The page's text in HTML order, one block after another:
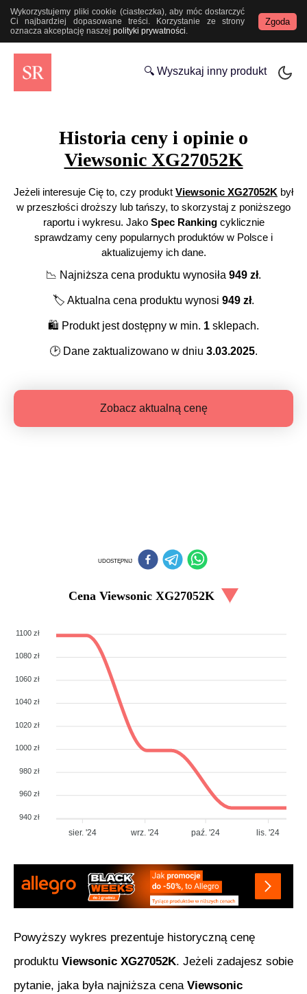
Wykorzystujemy pliki cookie (ciasteczka), aby móc dostarczyć
Ci najbardziej dopasowane treści. Korzystanie ze strony
oznacza akceptację naszej polityki prywatności.
Zgoda
🔍 Wyszukaj inny produkt
Historia ceny i opinie o
Viewsonic XG27052K
Jeżeli interesuje Cię to, czy produkt Viewsonic XG27052K był
w przeszłości droższy lub tańszy, to skorzystaj z poniższego
raportu i wykresu. Jako Spec Rankingcyklicznie
sprawdzamy ceny popularnych produktów w Polsce i
aktualizujemy ich dane.
📉 Najniższa cena produktu wynosiła 949 zł.
🏷️ Aktualna cena produktu wynosi 949 zł.
🛍️ Produkt jest dostępny w min. 1 sklepach.
🕑 Dane zaktualizowano w dniu 3.03.2025.
Zobacz aktualną cenę
UDOSTĘPNIJ
Cena Viewsonic XG27052K
1100 zł
1080 zł
1060 zł
1040 zł
1020 zł
1000 zł
980 zł
960 zł
940 zł
sier. '24 wrz. '24 paź. '24 lis. '24
Powyższy wykres prezentuje historyczną cenę
produktu Viewsonic XG27052K. Jeżeli zadajesz sobie
pytanie, jaka była najniższa cena Viewsonic